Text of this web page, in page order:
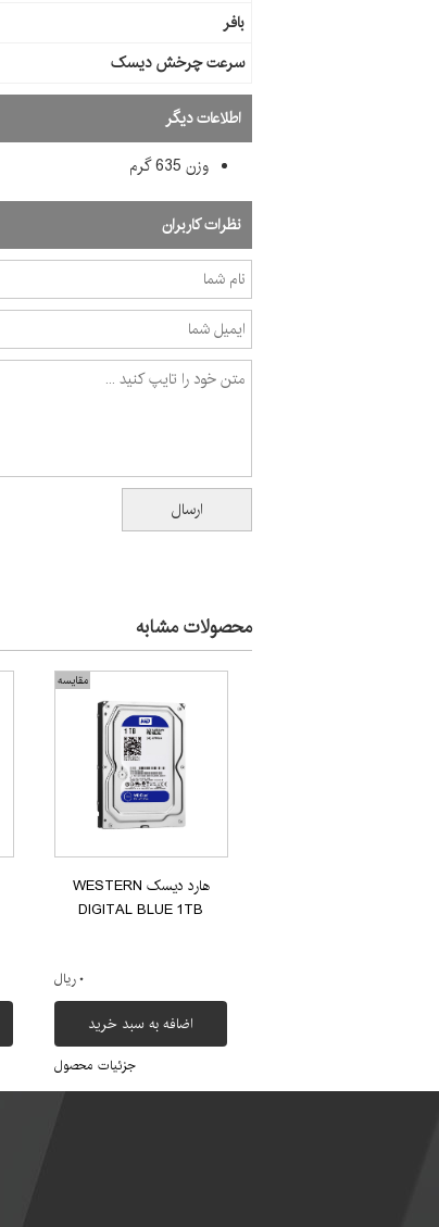
بافر
سرعت چرخش دیسک
اطلاعات دیگر
وزن 635 گرم
نظرات کاربران
محصولات مشابه
مقایسه
هارد دیسک WESTERN
DIGITAL BLUE 1TB
۰ ریال
اضافه به سبد خرید
جزئیات محصول